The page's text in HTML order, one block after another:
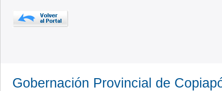
Gobernación Provincial de